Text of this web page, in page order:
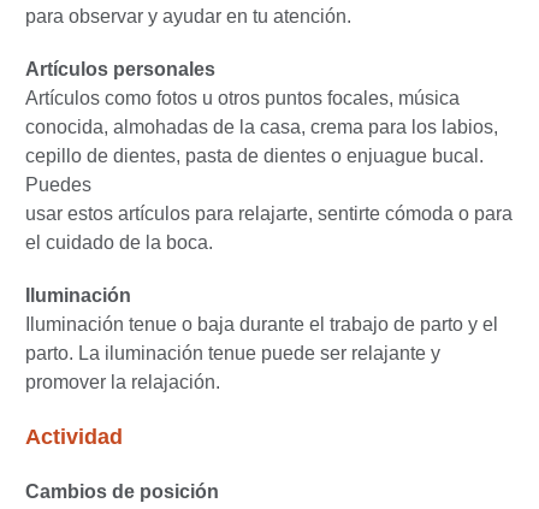
para observar y ayudar en tu atención.
Artículos personales
Artículos como fotos u otros puntos focales, música
conocida, almohadas de la casa, crema para los labios,
cepillo de dientes, pasta de dientes o enjuague bucal.
Puedes
usar estos artículos para relajarte, sentirte cómoda o para
el cuidado de la boca.
Iluminación
Iluminación tenue o baja durante el trabajo de parto y el
parto. La iluminación tenue puede ser relajante y
promover la relajación.
Actividad
Cambios de posición